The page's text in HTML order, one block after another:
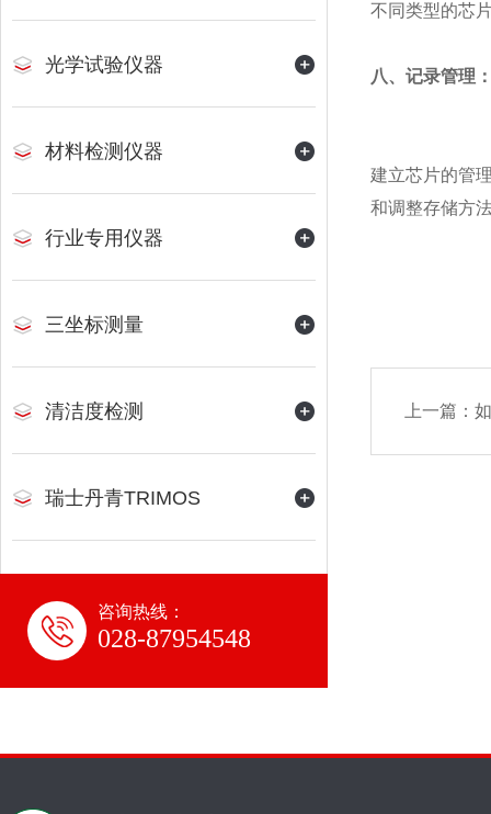
光学试验仪器
材料检测仪器
行业专用仪器
三坐标测量
清洁度检测
瑞士丹青TRIMOS
咨询热线：
028-87954548
不同类型的芯
八、记录管理
建立芯片的管
和调整存储方
上一篇：